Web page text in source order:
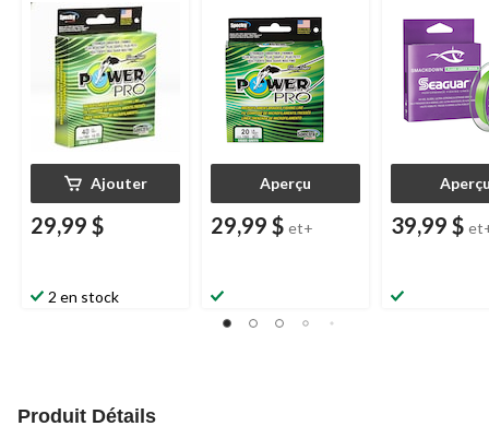
Ajouter
29,99 $
2 en stock
mousse
Aperçu
29,99 $ et+ 39,99 $
Produit Détails